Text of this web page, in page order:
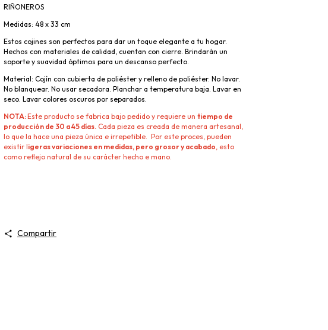
RIÑONEROS
Medidas: 48 x 33 cm
Estos cojines son perfectos para dar un toque elegante a tu hogar.
Hechos con materiales de calidad, cuentan con cierre. Brindarán un
soporte y suavidad óptimos para un descanso perfecto.
Material: Cojín con cubierta de poliéster y relleno de poliéster. No lavar.
No blanquear. No usar secadora. Planchar a temperatura baja. Lavar en
seco. Lavar colores oscuros por separados.
NOTA:Este producto se fabrica bajo pedido y requiere un tiempo de
producción de 30 a 45 días. Cada pieza es creada de manera artesanal,
lo que la hace una pieza única e irrepetible. Por este proces, pueden
existir ligeras variaciones en medidas, pero grosor y acabado, esto
como reflejo natural de su carácter hecho e mano.
Compartir